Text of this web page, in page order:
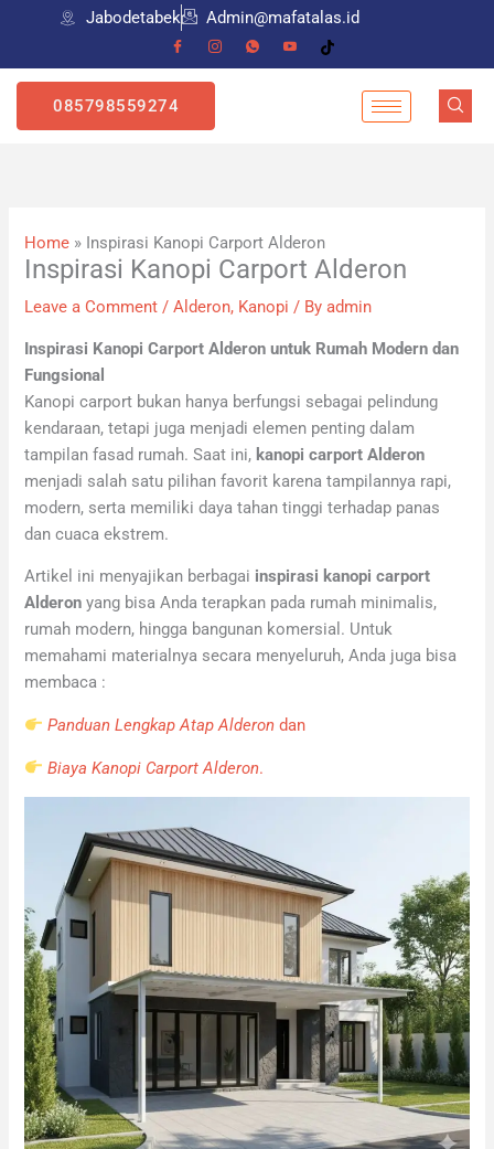
content
Jabodetabek Admin@mafatalas.id
085798559274
Home » Inspirasi Kanopi Carport Alderon
Inspirasi Kanopi Carport Alderon
Leave a Comment /Alderon, Kanopi / Byadmin
Inspirasi Kanopi Carport Alderon untuk Rumah Modern dan
Fungsional
Kanopi carport bukan hanya berfungsi sebagai pelindung
kendaraan, tetapi juga menjadi elemen penting dalam
tampilan fasad rumah. Saat ini, kanopi carport Alderon
menjadi salah satu pilihan favorit karena tampilannya rapi,
modern, serta memiliki daya tahan tinggi terhadap panas
dan cuaca ekstrem.
Artikel ini menyajikan berbagai inspirasi kanopi carport
Alderon yang bisa Anda terapkan pada rumah minimalis,
rumah modern, hingga bangunan komersial. Untuk
memahami materialnya secara menyeluruh, Anda juga bisa
membaca :
Panduan Lengkap Atap Alderon dan
Biaya Kanopi Carport Alderon.